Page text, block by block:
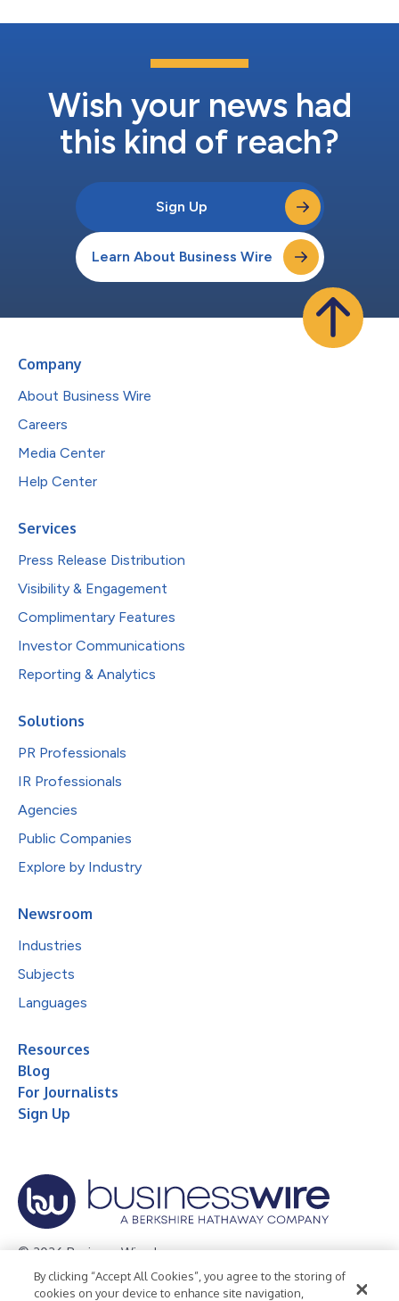
Wish your news had
this kind of reach?
Sign Up
Learn About Business Wire
Company
About Business Wire
Careers
Media Center
Help Center
Services
Press Release Distribution
Visibility & Engagement
Complimentary Features
Investor Communications
Reporting & Analytics
Solutions
PR Professionals
IR Professionals
Agencies
Public Companies
Explore by Industry
Newsroom
Industries
Subjects
Languages
Resources
Blog
For Journalists
Sign Up
© 2026 Business Wire, Inc.
Privacy Policy Cookie Policy Accessibility Statement
By clicking “Accept All Cookies”, you agree to the storing of
cookies on your device to enhance site navigation,